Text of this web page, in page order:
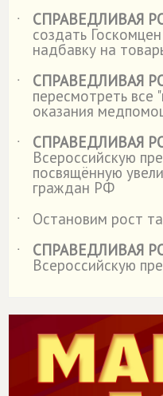
˙ СПРАВЕДЛИВАЯ
создать
надбавку на
˙
СПРАВЕДЛИВАЯ
пересмотреть все
оказания
˙
СПРАВЕДЛИВАЯ
Всероссийскую
посвящённую
граждан РФ
˙
Остановим рост
˙
СПРАВЕДЛИВАЯ
Всероссийскую